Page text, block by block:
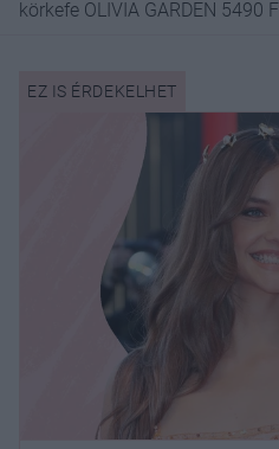
körkefe OLIVIA GARDEN 5490